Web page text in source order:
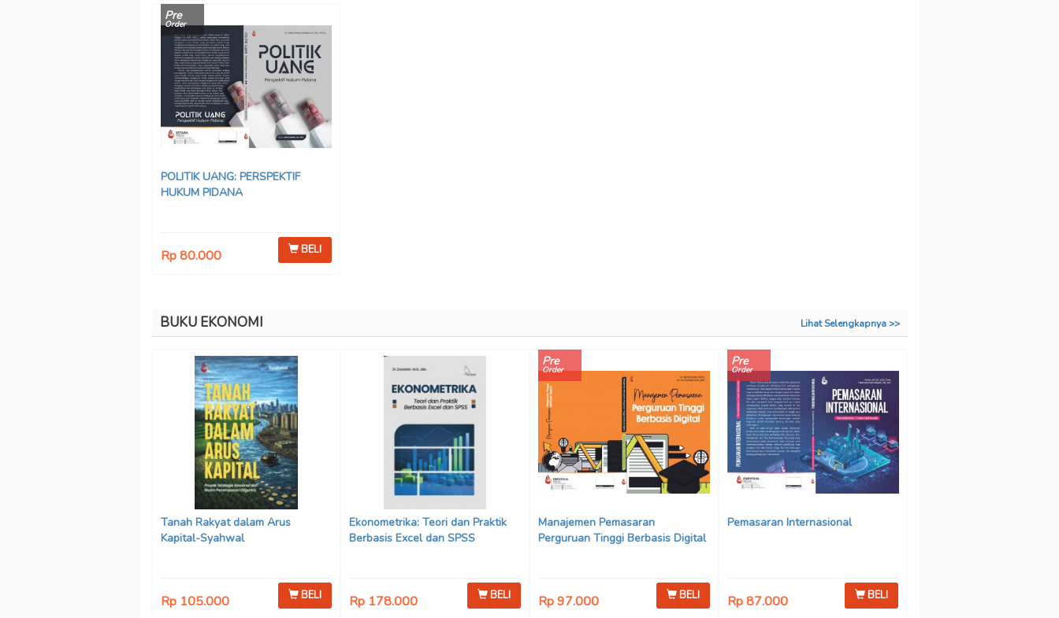
Pre
Order
POLITIK UANG: PERSPEKTIF
HUKUM PIDANA
Rp 80.000 BELI
BUKU EKONOMI Lihat Selengkapnya >>
Tanah Rakyat dalam Arus
Kapital-Syahwal
Rp 105.000 BELI
Ekonometrika: Teori dan Praktik
Berbasis Excel dan SPSS
Rp 178.000 BELI
Pre
Order
Manajemen Pemasaran
Perguruan Tinggi Berbasis Digital
Rp 97.000 BELI
Pre
Order
Pemasaran Internasional
Rp 87.000 BELI